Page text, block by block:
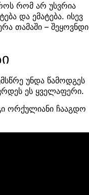
რომ არ უსვრია
და ემატება. ისევ
თამაში – შეყოვნდი
უნდა წამოდგეს
ეს ყველაფერი.
ორქულიანი ჩააგდო